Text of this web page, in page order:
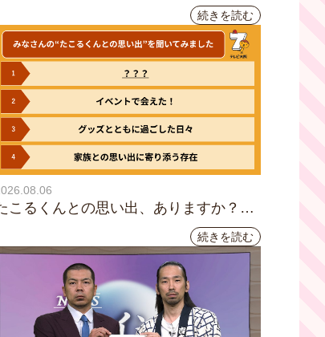
続きを読む
こるくんとの思い出、ありますか？会
員のみなさんに聞いてみました
続きを読む